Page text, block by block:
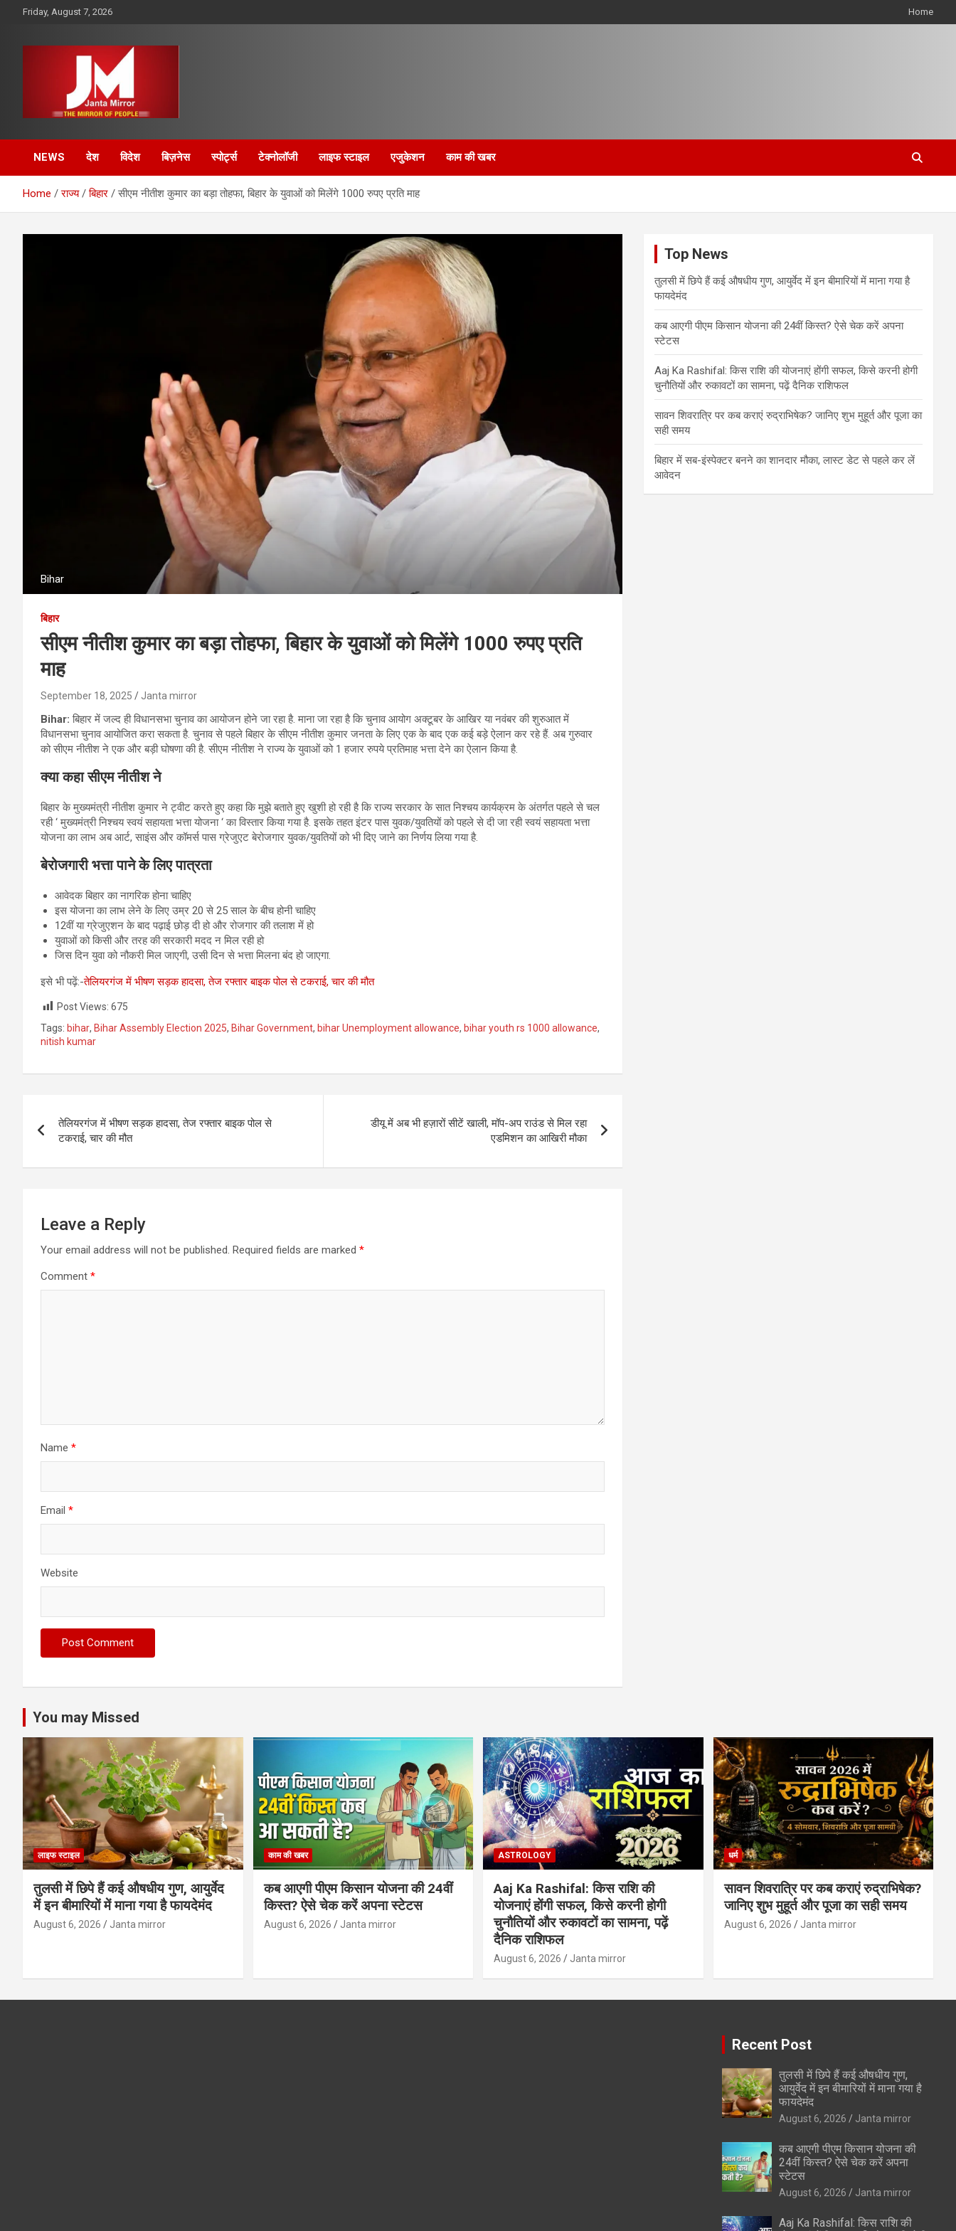
Friday, August 7, 2026 Home
Janta Mirror
NEWS देश विदेश बिज़नेस स्पोर्ट्स टेक्नोलॉजी लाइफ स्टाइल एजुकेशन काम की खबर
Home राज्य बिहार सीएम नीतीश कुमार का बड़ा तोहफा, बिहार के युवाओं को मिलेंगे 1000 रुपए प्रति माह
Bihar
बिहार
सीएम नीतीश कुमार का बड़ा तोहफा, बिहार के युवाओं को मिलेंगे 1000 रुपए प्रति
माह
September 18, 2025 Janta mirror
Bihar:बिहार में जल्द ही विधानसभा चुनाव का आयोजन होने जा रहा है. माना जा रहा है कि चुनाव आयोग अक्टूबर के आखिर या नवंबर की शुरुआत में
विधानसभा चुनाव आयोजित करा सकता है. चुनाव से पहले बिहार के सीएम नीतीश कुमार जनता के लिए एक के बाद एक कई बड़े ऐलान कर रहे हैं. अब गुरुवार
को सीएम नीतीश ने एक और बड़ी घोषणा की है. सीएम नीतीश ने राज्य के युवाओं को 1 हजार रुपये प्रतिमाह भत्ता देने का ऐलान किया है.
क्या कहा सीएम नीतीश ने
बिहार के मुख्यमंत्री नीतीश कुमार ने ट्वीट करते हुए कहा कि मुझे बताते हुए खुशी हो रही है कि राज्य सरकार के सात निश्चय कार्यक्रम के अंतर्गत पहले से चल
रही ‘ मुख्यमंत्री निश्चय स्वयं सहायता भत्ता योजना ‘ का विस्तार किया गया है. इसके तहत इंटर पास युवक/युवतियों को पहले से दी जा रही स्वयं सहायता भत्ता
योजना का लाभ अब आर्ट, साइंस और कॉमर्स पास ग्रेजुएट बेरोजगार युवक/युवतियों को भी दिए जाने का निर्णय लिया गया है.
बेरोजगारी भत्ता पाने के लिए पात्रता
आवेदक बिहार का नागरिक होना चाहिए
इस योजना का लाभ लेने के लिए उम्र 20 से 25 साल के बीच होनी चाहिए
12वीं या ग्रेजुएशन के बाद पढ़ाई छोड़ दी हो और रोजगार की तलाश में हो
युवाओं को किसी और तरह की सरकारी मदद न मिल रही हो
जिस दिन युवा को नौकरी मिल जाएगी, उसी दिन से भत्ता मिलना बंद हो जाएगा.
इसे भी पढ़ें:-तेलियरगंज में भीषण सड़क हादसा, तेज रफ्तार बाइक पोल से टकराई, चार की मौत
Post Views: 675
Tags: bihar, Bihar Assembly Election 2025, Bihar Government, bihar Unemployment allowance, bihar youth rs 1000 allowance,
nitish kumar
navigation
तेलियरगंज में भीषण सड़क हादसा, तेज रफ्तार बाइक पोल से
टकराई, चार की मौत
डीयू में अब भी हज़ारों सीटें खाली, मॉप-अप राउंड से मिल रहा
एडमिशन का आखिरी मौका
Leave a Reply
Your email address will not be published. Required fields are marked *
Comment *
Name *
Email *
Website
Top News
तुलसी में छिपे हैं कई औषधीय गुण, आयुर्वेद में इन बीमारियों में माना गया है
फायदेमंद
कब आएगी पीएम किसान योजना की 24वीं किस्त? ऐसे चेक करें अपना
स्टेटस
Aaj Ka Rashifal: किस राशि की योजनाएं होंगी सफल, किसे करनी होगी
चुनौतियों और रुकावटों का सामना, पढ़ें दैनिक राशिफल
सावन शिवरात्रि पर कब कराएं रुद्राभिषेक? जानिए शुभ मुहूर्त और पूजा का
सही समय
बिहार में सब-इंस्पेक्टर बनने का शानदार मौका, लास्ट डेट से पहले कर लें
आवेदन
You may Missed
लाइफ स्टाइल
तुलसी में छिपे हैं कई औषधीय गुण, आयुर्वेद
में इन बीमारियों में माना गया है फायदेमंद
August 6, 2026 Janta mirror
काम की खबर
कब आएगी पीएम किसान योजना की 24वीं
किस्त? ऐसे चेक करें अपना स्टेटस
August 6, 2026 Janta mirror
ASTROLOGY
Aaj Ka Rashifal: किस राशि की
योजनाएं होंगी सफल, किसे करनी होगी
चुनौतियों और रुकावटों का सामना, पढ़ें
दैनिक राशिफल
August 6, 2026 Janta mirror
धर्म
सावन शिवरात्रि पर कब कराएं रुद्राभिषेक?
जानिए शुभ मुहूर्त और पूजा का सही समय
August 6, 2026 Janta mirror
Recent Post
तुलसी में छिपे हैं कई औषधीय गुण,
आयुर्वेद में इन बीमारियों में माना गया है
फायदेमंद
August 6, 2026 Janta mirror
कब आएगी पीएम किसान योजना की
24वीं किस्त? ऐसे चेक करें अपना
स्टेटस
August 6, 2026 Janta mirror
Aaj Ka Rashifal: किस राशि की